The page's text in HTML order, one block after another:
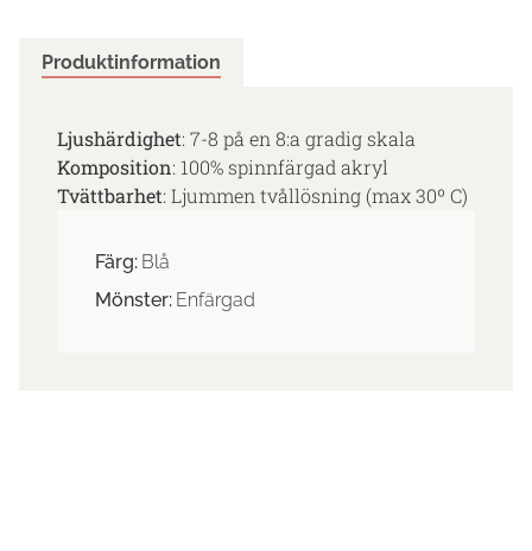
Produktinformation
Ljushärdighet: 7-8 på en 8:a gradig skala
Komposition: 100% spinnfärgad akryl
Tvättbarhet: Ljummen tvållösning (max 30º C)
Färg: Blå
Mönster: Enfärgad